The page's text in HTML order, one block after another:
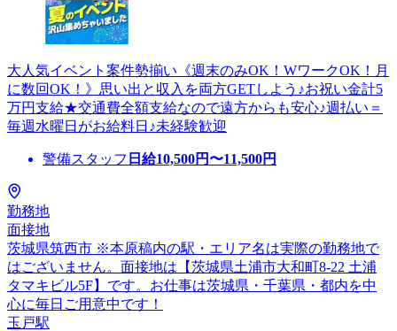
大人気イベント案件勢揃い《週末のみOK！WワークOK！月
に数回OK！》思い出と収入を両方GETしよう♪お祝い金計5
万円支給★交通費全額支給なので遠方からも安心♪週払い＝
毎週水曜日がお給料日♪未経験歓迎
警備スタッフ 日給10,500円〜11,500円
勤務地
面接地
茨城県筑西市 ※本原稿内の駅・エリア名は実際の勤務地で
はございません。面接地は【茨城県土浦市大和町8-22 土浦
タマキビル5F】です。お仕事は茨城県・千葉県・都内を中
心に毎日ご用意中です！
玉戸駅